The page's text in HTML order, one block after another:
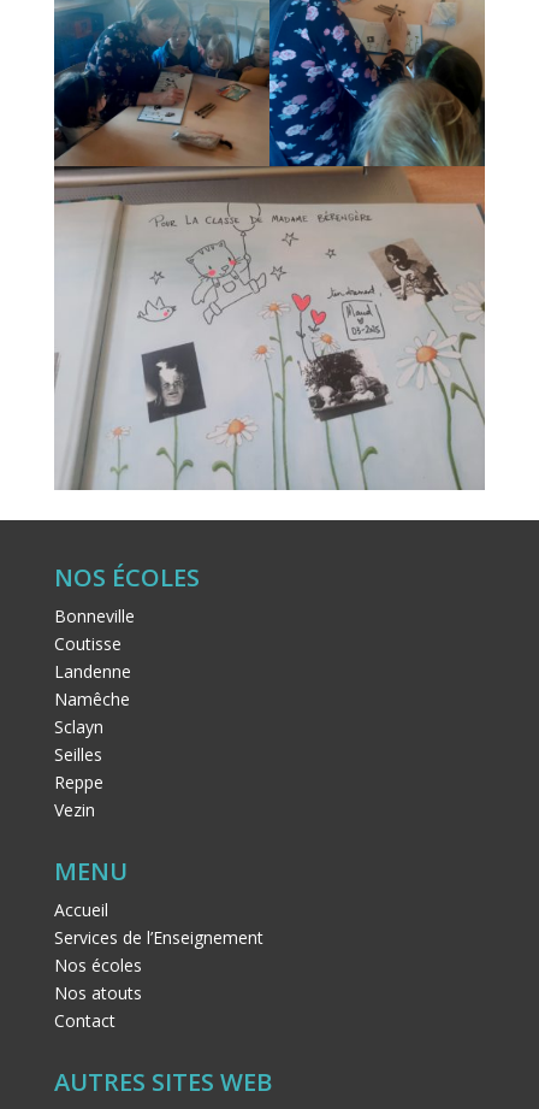
NOS ÉCOLES
Bonneville
Coutisse
Landenne
Namêche
Sclayn
Seilles
Reppe
Vezin
MENU
Accueil
Services de l’Enseignement
Nos écoles
Nos atouts
Contact
AUTRES SITES WEB